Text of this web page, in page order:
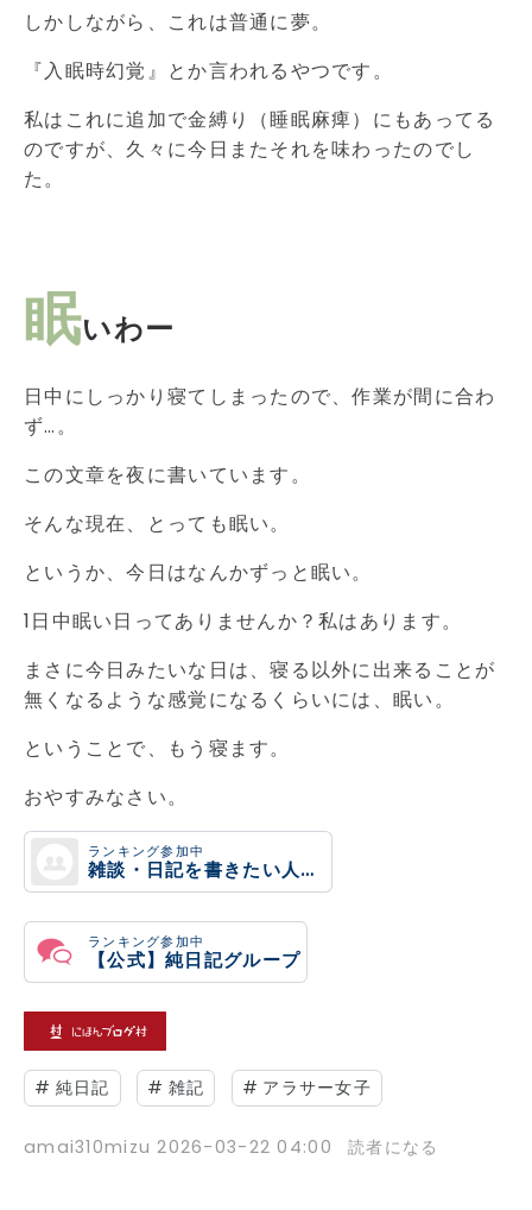
しかしながら、これは普通に夢。
『入眠時幻覚』とか言われるやつです。
私はこれに追加で金縛り（睡眠麻痺）にもあってる
のですが、久々に今日またそれを味わったのでし
た。
眠いわー
日中にしっかり寝てしまったので、作業が間に合わ
ず…。
この文章を夜に書いています。
そんな現在、とっても眠い。
というか、今日はなんかずっと眠い。
1日中眠い日ってありませんか？私はあります。
まさに今日みたいな日は、寝る以外に出来ることが
無くなるような感覚になるくらいには、眠い。
ということで、もう寝ます。
おやすみなさい。
ランキング参加中
雑談・日記を書きたい人のグループ
ランキング参加中
【公式】純日記グループ
# 純日記 # 雑記 # アラサー女子
amai310mizu 2026-03-22 04:00 読者になる